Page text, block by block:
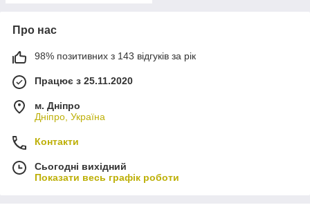
Про нас
98% позитивних з 143 відгуків за рік
Працює з 25.11.2020
м. Дніпро
Дніпро, Україна
Контакти
Сьогодні вихідний
Показати весь графік роботи